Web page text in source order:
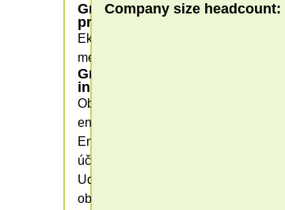
Greening
processes
Ekologizace
metod
Greening
input
Obnovitelná
energie,
Energetická
účinnost,
Udržitelné
obchodní
Company size headcount: